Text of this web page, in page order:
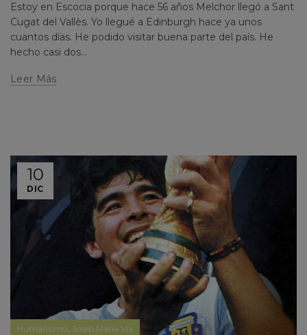
Estoy en Escocia porque hace 56 años Melchor llegó a Sant
Cugat del Vallès. Yo llegué a Edinburgh hace ya unos
cuantos días. He podido visitar buena parte del país. He
hecho casi dos...
Leer Más
10
DIC
Humanismo, Josep Maria Via